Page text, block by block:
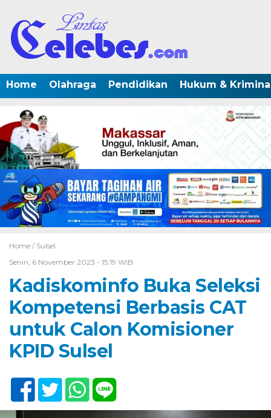
Home Olahraga Pendidikan Hukum &
Home / Sulsel
Senin, 6 November 2023 - 15:19 WIB
Kadiskominfo Buka Seleksi
Kompetensi Berbasis CAT
untuk Calon Komisioner
KPID Sulsel